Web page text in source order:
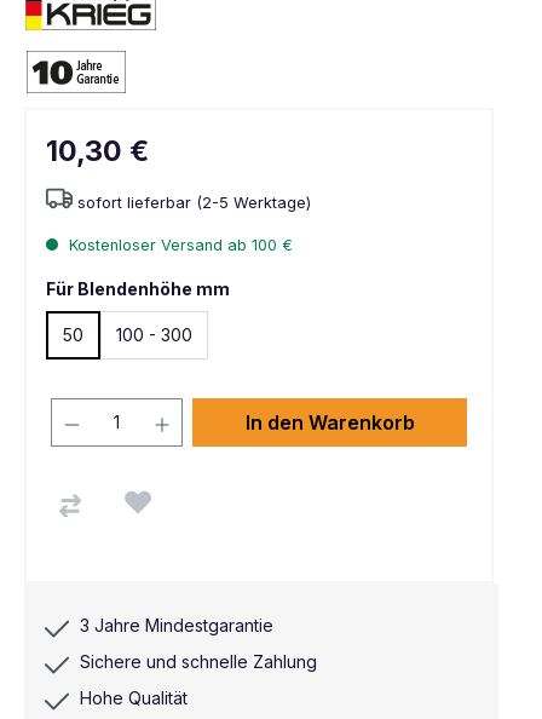
10,30 €
sofort lieferbar (2-5 Werktage)
Kostenloser Versand ab 100 €
Für Blendenhöhe mm
50 100 - 300
In den Warenkorb
3 Jahre Mindestgarantie
Sichere und schnelle Zahlung
Hohe Qualität